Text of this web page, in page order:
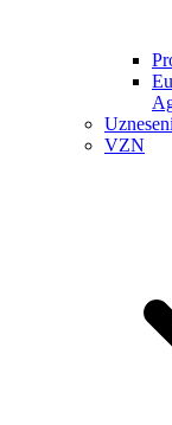
VZN